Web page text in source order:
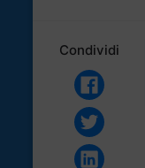
Condividi